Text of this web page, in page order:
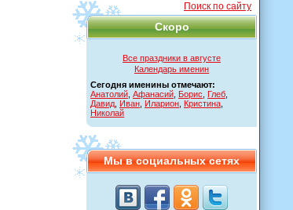
Поиск по сайту
Скоро
Все праздники в августе
Календарь именин
Сегодня именины отмечают:
Анатолий Афанасий Борис Глеб
Давид Иван Иларион Кристина
Николай
Мы в социальных сетях